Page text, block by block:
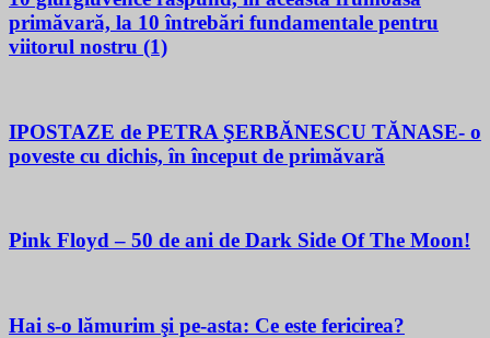
primăvară, la 10 întrebări fundamentale pentru
viitorul nostru (1)
IPOSTAZE de PETRA ŞERBĂNESCU TĂNASE- o
poveste cu dichis, în început de primăvară
Pink Floyd – 50 de ani de Dark Side Of The Moon!
Hai s-o lămurim şi pe-asta: Ce este fericirea?